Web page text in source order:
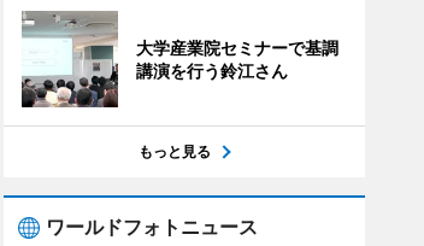
大学産業院セミナーで基調
講演を行う鈴江さん
もっと見る
ワールドフォトニュース